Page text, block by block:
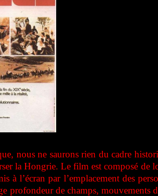
nous ne saurons rien du cadre
la Hongrie. Le film est composé de
l’écran par l’emplacement des
profondeur de champs, mouvements